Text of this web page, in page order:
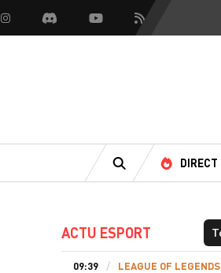
InstagramDiscord YoutubeFlux RSS
RECHERCHE
DIRECT
ACTU ESPORT
09:39 LEAGUE OF LEGENDS